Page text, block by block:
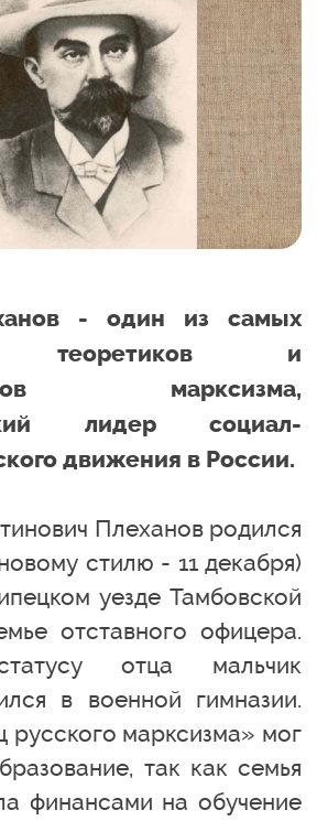
- один из самых
теоретиков и
марксизма,
лидер социал-
движения в России.
Плеханов родился
стилю - 11 декабря)
уезде Тамбовской
отставного офицера.
отца мальчик
в военной гимназии.
русского марксизма» мог
так как семья
финансами на обучение